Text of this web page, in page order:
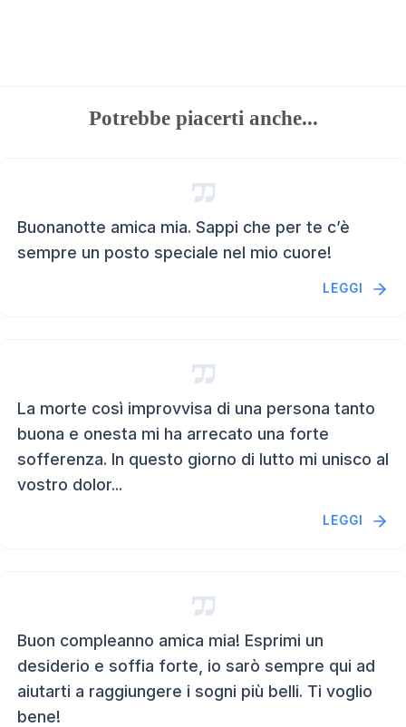
Potrebbe piacerti anche...
Buonanotte amica mia. Sappi che per te c’è
sempre un posto speciale nel mio cuore!
LEGGI
La morte così improvvisa di una persona tanto
buona e onesta mi ha arrecato una forte
sofferenza. In questo giorno di lutto mi unisco al
vostro dolor...
LEGGI
Buon compleanno amica mia! Esprimi un
desiderio e soffia forte, io sarò sempre qui ad
aiutarti a raggiungere i sogni più belli. Ti voglio
bene!